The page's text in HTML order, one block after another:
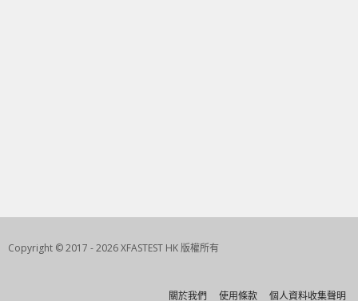
Copyright © 2017 - 2026 XFASTEST HK 版權所有
關於我們 使用條款 個人資料收集聲明